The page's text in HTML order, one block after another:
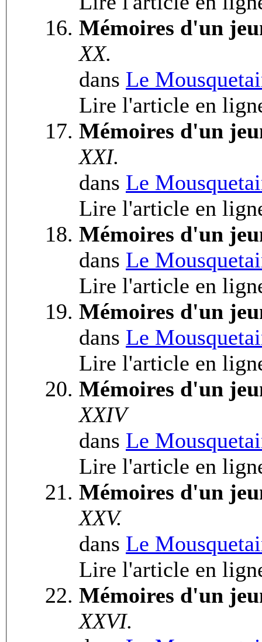
Mémoires d'un
XX.
dans Le
Lire l'article en
Mémoires d'un
XXI.
dans Le
Lire l'article en
Mémoires d'un
dans Le
Lire l'article en
Mémoires d'un
dans Le
Lire l'article en
Mémoires d'un
XXIV
dans Le
Lire l'article en
Mémoires d'un
XXV.
dans Le
Lire l'article en
Mémoires d'un
XXVI.